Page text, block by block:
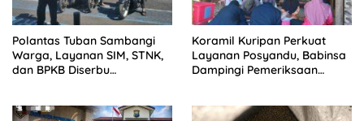
Polantas Tuban Sambangi
Warga, Layanan SIM, STNK,
dan BPKB Diserbu
Koramil Kuripan Perkuat
Layanan Posyandu, Babinsa
Dampingi Pemeriksaan